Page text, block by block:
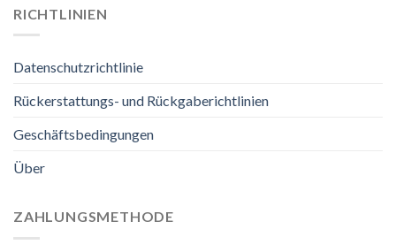
RICHTLINIEN
Datenschutzrichtlinie
Rückerstattungs- und Rückgaberichtlinien
Geschäftsbedingungen
Über
ZAHLUNGSMETHODE